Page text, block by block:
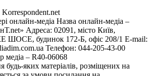
онлайн-медіа Назва онлайн-медіа –
Адреса: 02091, місто Київ,
будинок 172-Б, офіс 208/1 E-mail:
Телефон: 044-205-43-00
медіа – R40-06068
будь-яких матеріалів, розміщених на